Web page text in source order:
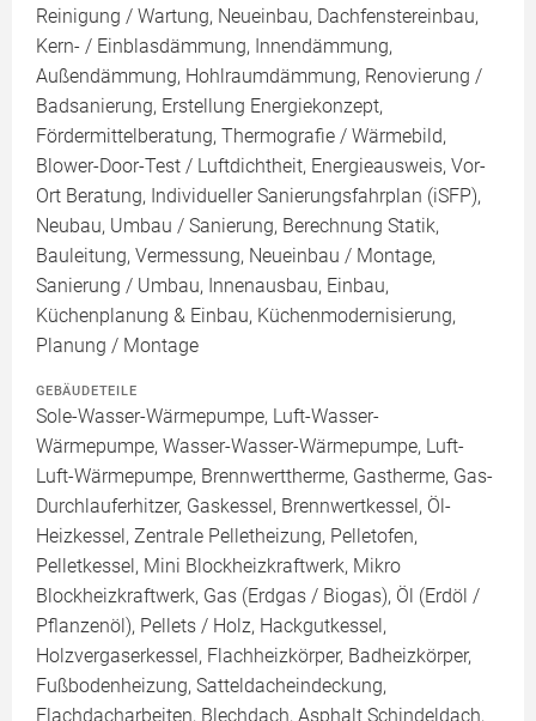
Reinigung / Wartung, Neueinbau, Dachfenstereinbau,
Kern- / Einblasdämmung, Innendämmung,
Außendämmung, Hohlraumdämmung, Renovierung /
Badsanierung, Erstellung Energiekonzept,
Fördermittelberatung, Thermografie / Wärmebild,
Blower-Door-Test / Luftdichtheit, Energieausweis, Vor-
Ort Beratung, Individueller Sanierungsfahrplan (iSFP),
Neubau, Umbau / Sanierung, Berechnung Statik,
Bauleitung, Vermessung, Neueinbau / Montage,
Sanierung / Umbau, Innenausbau, Einbau,
Küchenplanung & Einbau, Küchenmodernisierung,
Planung / Montage
GEBÄUDETEILE
Sole-Wasser-Wärmepumpe, Luft-Wasser-
Wärmepumpe, Wasser-Wasser-Wärmepumpe, Luft-
Luft-Wärmepumpe, Brennwerttherme, Gastherme, Gas-
Durchlauferhitzer, Gaskessel, Brennwertkessel, Öl-
Heizkessel, Zentrale Pelletheizung, Pelletofen,
Pelletkessel, Mini Blockheizkraftwerk, Mikro
Blockheizkraftwerk, Gas (Erdgas / Biogas), Öl (Erdöl /
Pflanzenöl), Pellets / Holz, Hackgutkessel,
Holzvergaserkessel, Flachheizkörper, Badheizkörper,
Fußbodenheizung, Satteldacheindeckung,
Flachdacharbeiten, Blechdach, Asphalt Schindeldach,